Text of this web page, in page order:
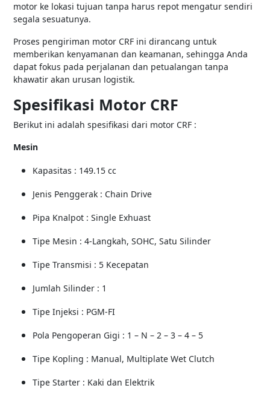
motor ke lokasi tujuan tanpa harus repot mengatur sendiri
segala sesuatunya.
Proses pengiriman motor CRF ini dirancang untuk
memberikan kenyamanan dan keamanan, sehingga Anda
dapat fokus pada perjalanan dan petualangan tanpa
khawatir akan urusan logistik.
Spesifikasi Motor CRF
Berikut ini adalah spesifikasi dari motor CRF :
Mesin
Kapasitas : 149.15 cc
Jenis Penggerak : Chain Drive
Pipa Knalpot : Single Exhuast
Tipe Mesin : 4-Langkah, SOHC, Satu Silinder
Tipe Transmisi : 5 Kecepatan
Jumlah Silinder : 1
Tipe Injeksi : PGM-FI
Pola Pengoperan Gigi : 1 – N – 2 – 3 – 4 – 5
Tipe Kopling : Manual, Multiplate Wet Clutch
Tipe Starter : Kaki dan Elektrik